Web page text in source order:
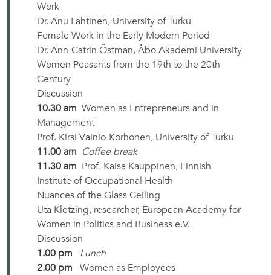
Work
Dr. Anu Lahtinen, University of Turku
Female Work in the Early Modern Period
Dr. Ann-Catrin Östman, Åbo Akademi University
Women Peasants from the 19th to the 20th
Century
Discussion
10.30 am Women as Entrepreneurs and in
Management
Prof. Kirsi Vainio-Korhonen, University of Turku
11.00 am Coffee break
11.30 am Prof. Kaisa Kauppinen, Finnish
Institute of Occupational Health
Nuances of the Glass Ceiling
Uta Kletzing, researcher, European Academy for
Women in Politics and Business e.V.
Discussion
1.00 pm
Lunch
2.00 pm Women as Employees